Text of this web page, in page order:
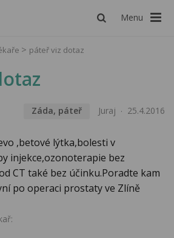
Menu
páteř viz dotaz
Záda, páteř Juraj 25.4.2016
,betové lýtka,bolesti v
injekce,ozonoterapie bez
CT také bez účinku.Poradte kam
po operaci prostaty ve Zlíně